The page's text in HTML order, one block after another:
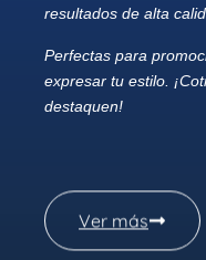
resultados de alta
Perfectas para
expresar tu estilo.
destaquen!
Ver más